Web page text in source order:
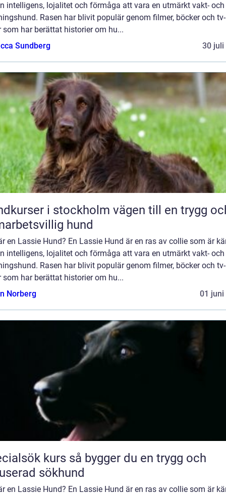
intelligens, lojalitet och förmåga att vara en utmärkt vakt- och
Rasen har blivit populär genom filmer, böcker och tv-
som har berättat historier om hu...
Sundberg
30 juli
i stockholm vägen till en trygg och
hund
en Lassie Hund? En Lassie Hund är en ras av collie som är
intelligens, lojalitet och förmåga att vara en utmärkt vakt- och
Rasen har blivit populär genom filmer, böcker och tv-
som har berättat historier om hu...
Norberg
01 juni
kurs så bygger du en trygg och
sökhund
en Lassie Hund? En Lassie Hund är en ras av collie som är